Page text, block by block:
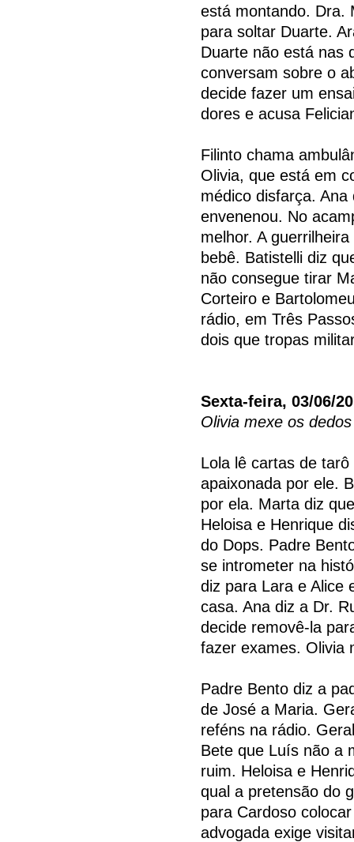
está montando. Dra.
para soltar Duarte.
Duarte não está nas
conversam sobre o
decide fazer um
dores e acusa
Filinto chama
Olivia, que está em
médico disfarça.
envenenou. No
melhor. A
bebê. Batistelli diz
não consegue tirar
Corteiro e
rádio, em Três
dois que tropas
Sexta-feira, 03/06/
Olivia mexe os
Lola lê cartas de
apaixonada por ele.
por ela. Marta diz
Heloisa e Henrique
do Dops. Padre
se intrometer na
diz para Lara e Alice
casa. Ana diz a Dr.
decide removê-la
fazer exames. Olivia
Padre Bento diz a
de José a Maria.
reféns na rádio.
Bete que Luís não a
ruim. Heloisa e
qual a pretensão do
para Cardoso
advogada exige